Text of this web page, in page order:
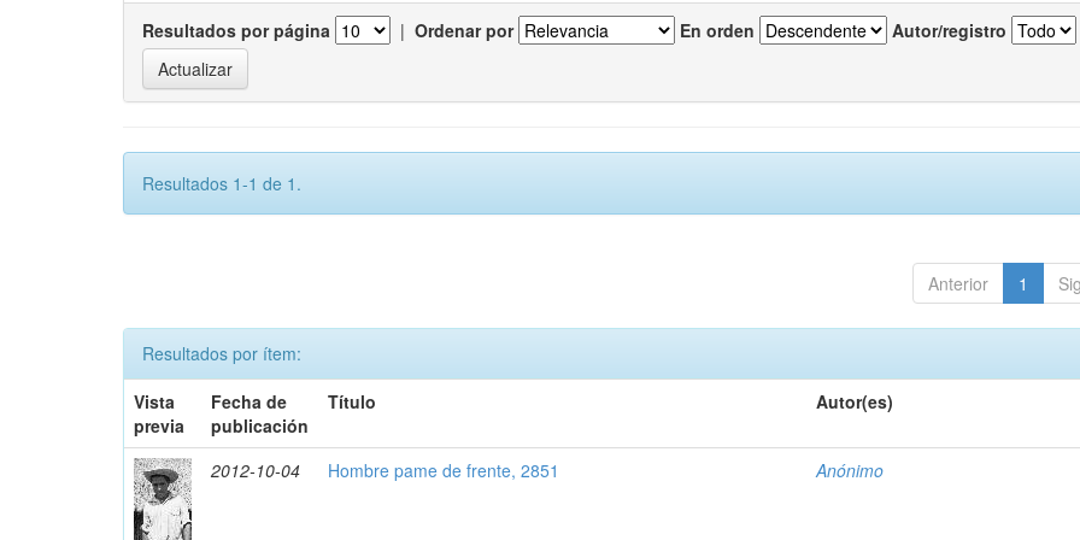
Resultados por página | Ordenar por En orden Autor/registro
Resultados 1-1 de 1.
Anterior 1
Resultados por ítem:
Vista
previa
Fecha de
publicación
Título Autor(es)
2012-10-04 Hombre pame de frente, 2851 Anónimo